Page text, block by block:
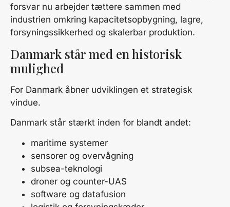
forsvar nu arbejder tættere sammen med
industrien omkring kapacitetsopbygning, lagre,
forsyningssikkerhed og skalerbar produktion.
Danmark står med en historisk
mulighed
For Danmark åbner udviklingen et strategisk
vindue.
Danmark står stærkt inden for blandt andet:
maritime systemer
sensorer og overvågning
subsea-teknologi
droner og counter-UAS
software og datafusion